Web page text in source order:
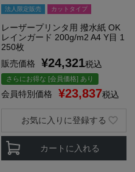
法人限定販売 カットタイプ
レーザープリンタ用 撥水紙 OK
レインガード 200g/m2 A4 Y目 1
250枚
販売価格
¥24,321税込
さらにお得な [会員価格] あり
会員特別価格 ¥23,837税込
カートに入れる
お気に入りに登録する